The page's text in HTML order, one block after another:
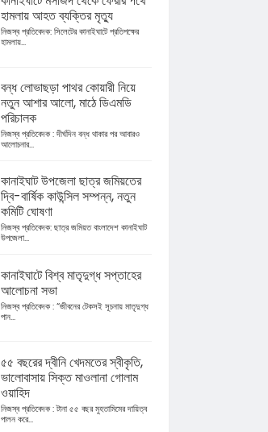
হামলায় আহত ব্যক্তির মৃত্যু
নিজস্ব প্রতিবেদক: সিলেটের কানাইঘাটে প্রতিপক্ষের
হামলায়...
বন্ধ লোভাছড়া পাথর কোয়ারী নিয়ে
নতুন আশার আলো, মাঠে ডিএমডি
পরিচালক
নিজস্ব প্রতিবেদক : দীর্ঘদিন বন্ধ থাকার পর আবারও
আলোচনার...
কানাইঘাট উপজেলা ছাত্র জমিয়তের
দ্বি-বার্ষিক কাউন্সিল সম্পন্ন, নতুন
কমিটি ঘোষণা
নিজস্ব প্রতিবেদক: ছাত্র জমিয়ত বাংলাদেশ কানাইঘাট
উপজেলা...
কানাইঘাটে বিশ্ব মাতৃদুগ্ধ সপ্তাহের
আলোচনা সভা
নিজস্ব প্রতিবেদক : “জীবনের টেকসই সূচনায় মাতৃদুগ্ধ
পান...
৫৫ বছরের দ্বীনি খেদমতের স্বীকৃতি,
ভালোবাসায় সিক্ত মাওলানা গোলাম
ওয়াহিদ
নিজস্ব প্রতিবেদক : টানা ৫৫ বছর মুহতামিমের দায়িত্ব
পালন করে...